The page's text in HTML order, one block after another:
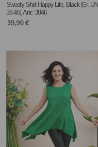
Sweety Shirt Happy Life, Black |Gr. UNI
38-48|, Anr.: 3846
39,90€